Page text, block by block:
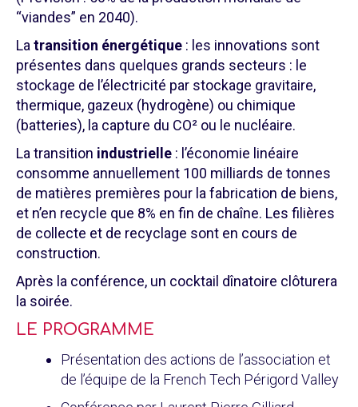
“viandes” en 2040).
La transition énergétique : les innovations sont
présentes dans quelques grands secteurs : le
stockage de l’électricité par stockage gravitaire,
thermique, gazeux (hydrogène) ou chimique
(batteries), la capture du CO² ou le nucléaire.
La transition industrielle : l’économie linéaire
consomme annuellement 100 milliards de tonnes
de matières premières pour la fabrication de biens,
et n’en recycle que 8% en fin de chaîne. Les filières
de collecte et de recyclage sont en cours de
construction.
Après la conférence, un cocktail dînatoire clôturera
la soirée.
LE PROGRAMME
Présentation des actions de l’association et
de l’équipe de la French Tech Périgord Valley